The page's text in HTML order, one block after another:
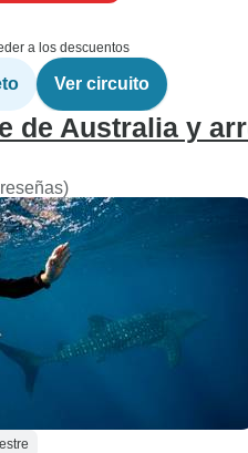
a los descuentos
Ver circuito
de Australia y